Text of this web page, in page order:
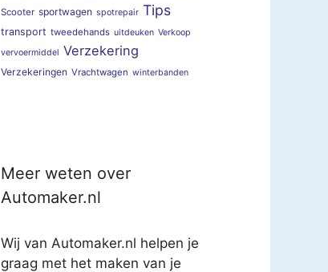
Scooter sportwagen spotrepair Tips
transport tweedehands uitdeuken Verkoop
vervoermiddel Verzekering
Verzekeringen Vrachtwagen winterbanden
Meer weten over
Automaker.nl
Wij van Automaker.nl helpen je
graag met het maken van je